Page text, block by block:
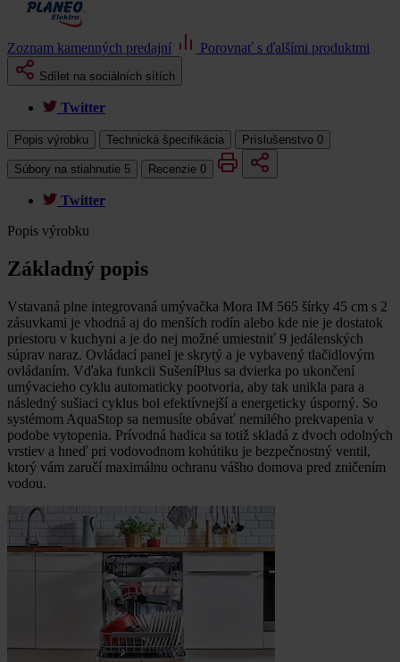
Zoznam kamenných predajní Porovnať s ďalšími produktmi
Sdílet na sociálních sítích
Twitter
Popis výrobku Technická špecifikácia Príslušenstvo 0
Súbory na stiahnutie 5 Recenzie 0
Twitter
Popis výrobku
Základný popis
Vstavaná plne integrovaná umývačka Mora IM 565 šírky 45 cm s 2
zásuvkami je vhodná aj do menších rodín alebo kde nie je dostatok
priestoru v kuchyni a je do nej možné umiestniť 9 jedálenských
súprav naraz. Ovládací panel je skrytý a je vybavený tlačidlovým
ovládaním. Vďaka funkcii SušeníPlus sa dvierka po ukončení
umývacieho cyklu automaticky pootvoria, aby tak unikla para a
následný sušiaci cyklus bol efektívnejší a energeticky úsporný. So
systémom AquaStop sa nemusíte obávať nemilého prekvapenia v
podobe vytopenia. Prívodná hadica sa totiž skladá z dvoch odolných
vrstiev a hneď pri vodovodnom kohútiku je bezpečnostný ventil,
ktorý vám zaručí maximálnu ochranu vášho domova pred zničením
vodou.